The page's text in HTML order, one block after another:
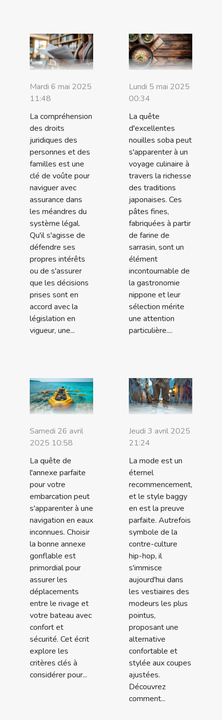
Mardi 6 mai 2025
11:48
La compréhension
des droits
juridiques des
personnes et des
familles est une
clé de voûte pour
naviguer avec
assurance dans
les méandres du
système légal.
Qu'il s'agisse de
défendre ses
propres intérêts
ou de s'assurer
que les décisions
prises sont en
accord avec la
législation en
vigueur, une...
Lundi 5 mai 2025
00:34
La quête
d'excellentes
nouilles soba peut
s'apparenter à un
voyage culinaire à
travers la richesse
des traditions
japonaises. Ces
pâtes fines,
fabriquées à partir
de farine de
sarrasin, sont un
élément
incontournable de
la gastronomie
nippone et leur
sélection mérite
une attention
particulière....
Samedi 26 avril
2025 10:58
La quête de
l'annexe parfaite
pour votre
embarcation peut
s'apparenter à une
navigation en eaux
inconnues. Choisir
la bonne annexe
gonflable est
primordial pour
assurer les
déplacements
entre le rivage et
votre bateau avec
confort et
sécurité. Cet écrit
explore les
critères clés à
considérer pour...
Jeudi 3 avril 2025
21:24
La mode est un
éternel
recommencement,
et le style baggy
en est la preuve
parfaite. Autrefois
symbole de la
contre-culture
hip-hop, il
s'immisce
aujourd'hui dans
les vestiaires des
modeurs les plus
pointus,
proposant une
alternative
confortable et
stylée aux coupes
ajustées.
Découvrez
comment...